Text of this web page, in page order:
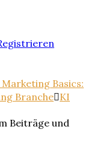
Basics:
Branche KI
Beiträge und